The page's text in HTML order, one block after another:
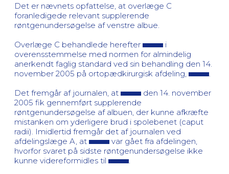
Det er nævnets opfattelse, at overlæge C
foranledigede relevant supplerende
røntgenundersøgelse af venstre albue.
Overlæge C behandlede herefter
i
overensstemmelse med normen for almindelig
anerkendt faglig standard ved sin behandling den 14.
november 2005 på ortopædkirurgisk afdeling,
Det fremgår af journalen, at
den 14. november
2005 fik gennemført supplerende
røntgenundersøgelse af albuen, der kunne afkræfte
mistanken om yderligere brud i spolebenet (caput
radii). Imidlertid fremgår det af journalen ved
afdelingslæge A, at
var gået fra afdelingen,
hvorfor svaret på sidste røntgenundersøgelse ikke
kunne videreformidles til